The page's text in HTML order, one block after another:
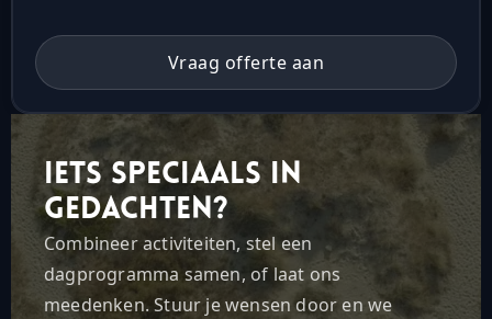
Vraag offerte aan
Iets speciaals in
gedachten?
Combineer activiteiten, stel een
dagprogramma samen, of laat ons
meedenken. Stuur je wensen door en we